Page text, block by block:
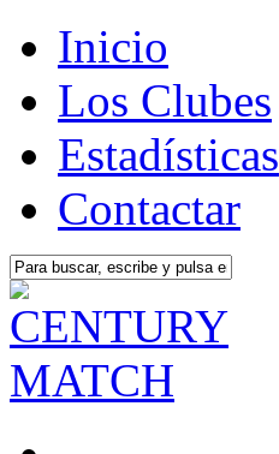
Inicio
Los Clubes
Estadísticas
Contactar